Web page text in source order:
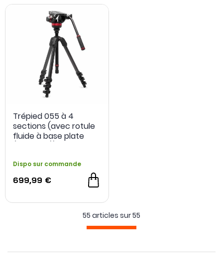
Trépied 055 à 4
sections (avec rotule
fluide à base plate
Dispo sur commande
699,99 €
55 articles sur55